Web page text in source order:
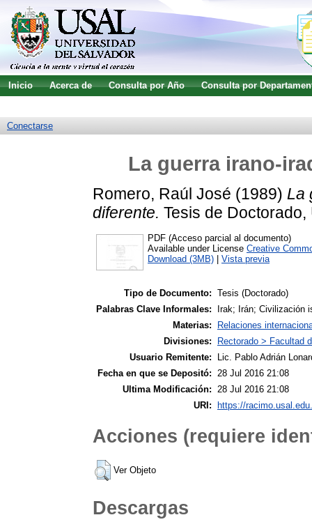
Inicio Acerca de Consulta por Año
Consulta por
Conectarse
La guerra irano-
Romero, Raúl José (1989) La
diferente. Tesis de
PDF (Acceso parcial al documento)
Available under License Creative
Download (3MB)
Vista previa
Tipo de Documento: Tesis (Doctorado)
Palabras Clave Informales:
Irak; Irán; Civilización
Materias:
Relaciones
Divisiones:
Rectorado > Facultad
Usuario Remitente:
Lic. Pablo Adrián
Fecha en que se Depositó: 28 Jul 2016 21:08
Ultima Modificación: 28 Jul 2016 21:08
URI:
https://
Acciones (requiere
Ver Objeto
Descargas